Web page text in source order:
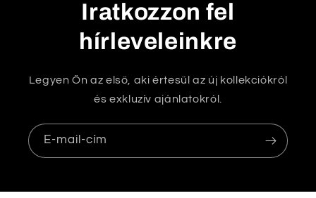
Iratkozzon fel
hírleveleinkre
Legyen Ön az első, aki értesül az új kollekciókról
és exkluzív ajánlatokról.
E-mail-cím